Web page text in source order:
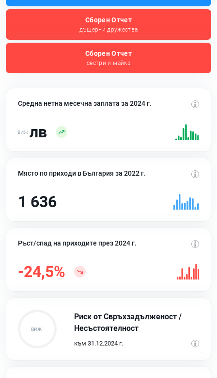
Сборен Отчет
дъщерни дружества
Сборен Отчет
сестри и майка
Средна нетна месечна заплата за 2024 г.
лв
Място по приходи в България за 2022 г.
1 636
Ръст/спад на приходите през 2024 г.
-24,5%
Риск от Свръхзадълженост /
Несъстоятелност
към 31.12.2024 г.